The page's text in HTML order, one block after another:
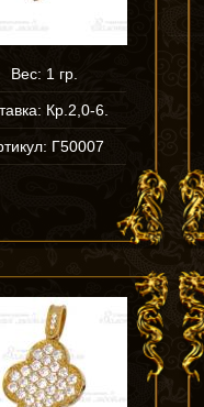
Вес: 1 гр.
Кр.2,0-6.
Г50007